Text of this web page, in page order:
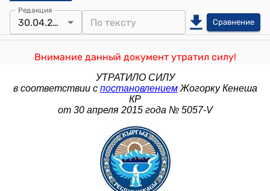
Редакция
30.04.2015 Сравнение
Внимание данный документ утратил силу!